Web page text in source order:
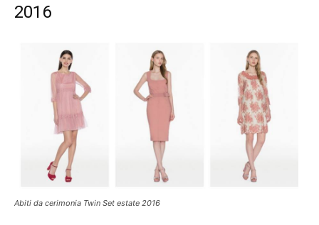
2016
Abiti da cerimonia Twin Set estate 2016